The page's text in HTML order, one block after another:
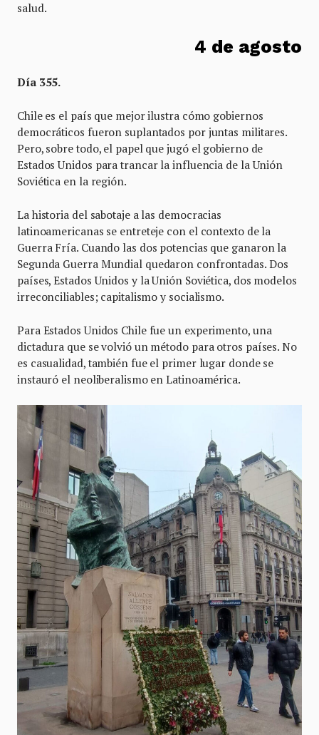
salud.
4 de agosto
Día 355.
Chile es el país que mejor ilustra cómo gobiernos
democráticos fueron suplantados por juntas militares.
Pero, sobre todo, el papel que jugó el gobierno de
Estados Unidos para trancar la influencia de la Unión
Soviética en la región.
La historia del sabotaje a las democracias
latinoamericanas se entreteje con el contexto de la
Guerra Fría. Cuando las dos potencias que ganaron la
Segunda Guerra Mundial quedaron confrontadas. Dos
países, Estados Unidos y la Unión Soviética, dos modelos
irreconciliables; capitalismo y socialismo.
Para Estados Unidos Chile fue un experimento, una
dictadura que se volvió un método para otros países. No
es casualidad, también fue el primer lugar donde se
instauró el neoliberalismo en Latinoamérica.